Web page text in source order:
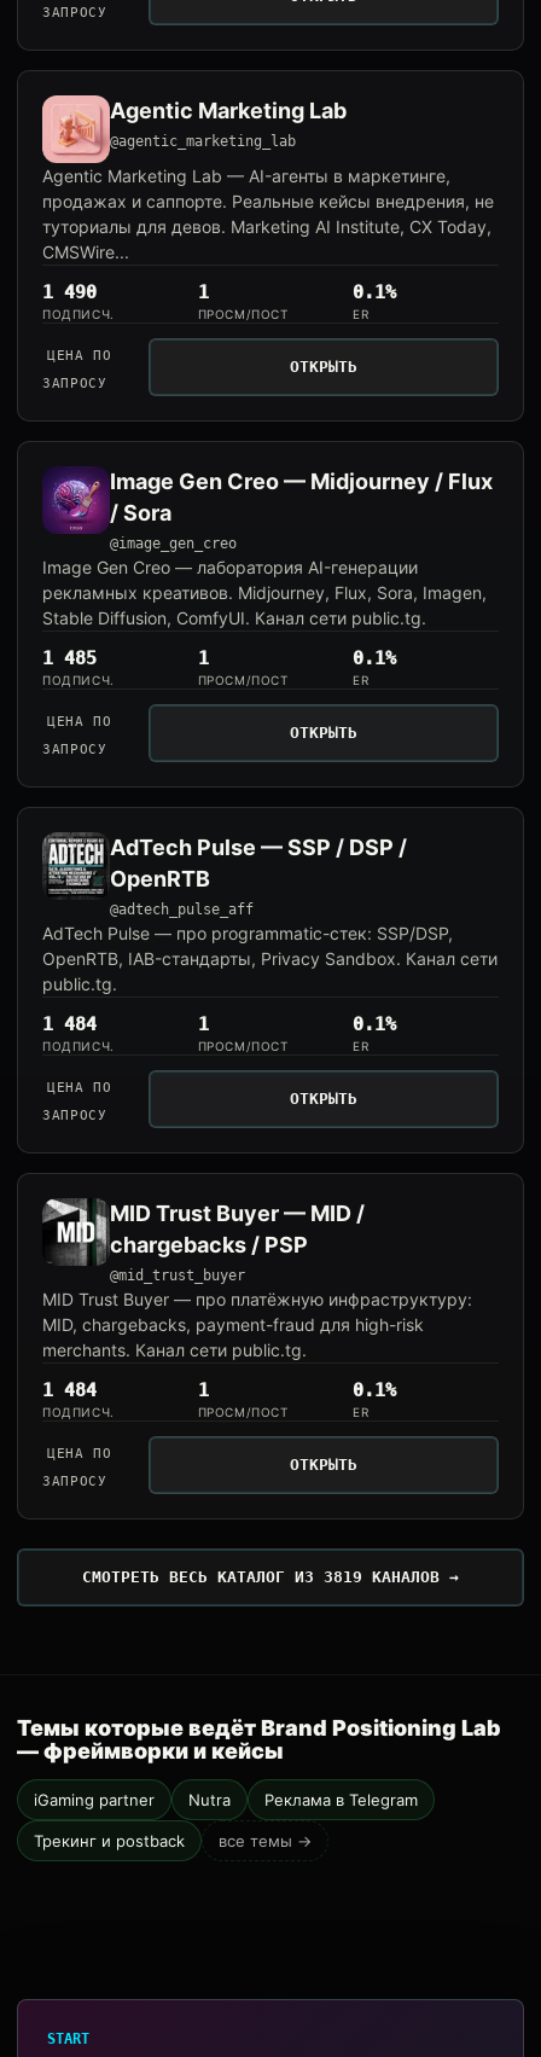
ЗАПРОСУ
Agentic Marketing Lab
@agentic_marketing_lab
Agentic Marketing Lab — AI-агенты в маркетинге,
продажах и саппорте. Реальные кейсы внедрения, не
туториалы для девов. Marketing AI Institute, CX Today,
CMSWire...
1 490
ПОДПИСЧ.
1
ПРОСМ/ПОСТ
0.1%
ER
ЦЕНА ПО
ЗАПРОСУ
ОТКРЫТЬ
Image Gen Creo — Midjourney / Flux
/ Sora
@image_gen_creo
Image Gen Creo — лаборатория AI-генерации
рекламных креативов. Midjourney, Flux, Sora, Imagen,
Stable Diffusion, ComfyUI. Канал сети public.tg.
1 485
ПОДПИСЧ.
1
ПРОСМ/ПОСТ
0.1%
ER
ЦЕНА ПО
ЗАПРОСУ
ОТКРЫТЬ
AdTech Pulse — SSP / DSP /
OpenRTB
@adtech_pulse_aff
AdTech Pulse — про programmatic-стек: SSP/DSP,
OpenRTB, IAB-стандарты, Privacy Sandbox. Канал сети
public.tg.
1 484
ПОДПИСЧ.
1
ПРОСМ/ПОСТ
0.1%
ER
ЦЕНА ПО
ЗАПРОСУ
ОТКРЫТЬ
MID Trust Buyer — MID /
chargebacks / PSP
@mid_trust_buyer
MID Trust Buyer — про платёжную инфраструктуру:
MID, chargebacks, payment-fraud для high-risk
merchants. Канал сети public.tg.
1 484
ПОДПИСЧ.
1
ПРОСМ/ПОСТ
0.1%
ER
ЦЕНА ПО
ЗАПРОСУ
ОТКРЫТЬ
СМОТРЕТЬ ВЕСЬ КАТАЛОГ ИЗ 3819 КАНАЛОВ →
Темы которые ведёт Brand Positioning Lab
— фреймворки и кейсы
iGaming partner Nutra Реклама в Telegram
Трекинг и postback все темы →
START